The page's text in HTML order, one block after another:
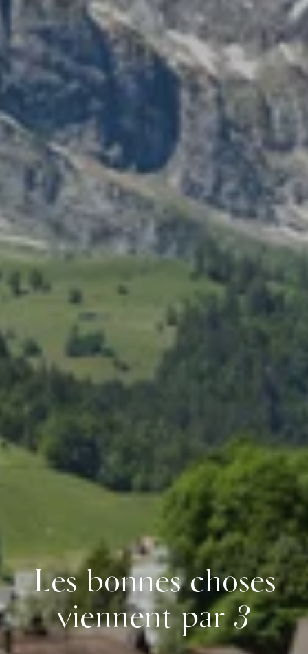
Les bonnes choses
viennent par 3